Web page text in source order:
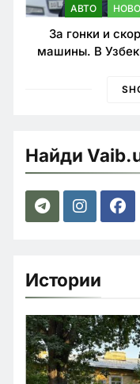
АВТО
За гонки и
машины. В
Найди
Истории